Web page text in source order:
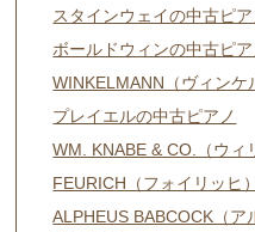
スタインウェイの中古ピア
ボールドウィンの中古ピア
WINKELMANN（ヴィンケ
プレイエルの中古ピアノ
WM. KNABE & CO.（ウィ
FEURICH（フォイリッヒ）
ALPHEUS BABCOCK（